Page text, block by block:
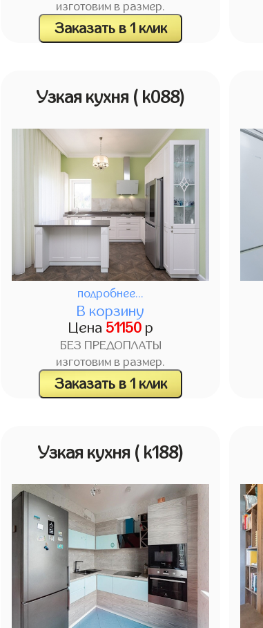
изготовим в размер.
Заказать в 1 клик
Узкая кухня ( k088)
подробнее...
В корзину
Цена 51150р
БЕЗ ПРЕДОПЛАТЫ
изготовим в размер.
Заказать в 1 клик
Узкая кухня ( k188)